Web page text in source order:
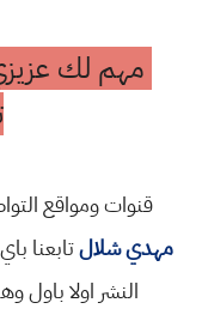
مهم لك
قنوات ومواقع
مهدي شلالتابعنا
النشر اولا باول